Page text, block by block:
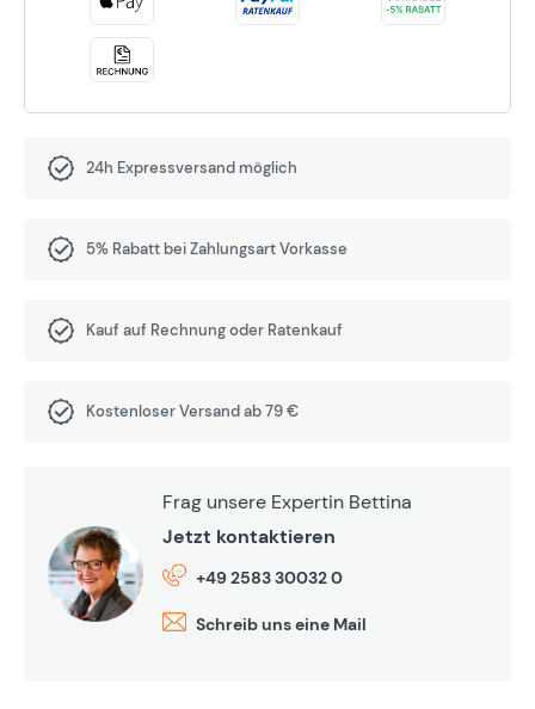
24h Expressversand möglich
5% Rabatt bei Zahlungsart Vorkasse
Kauf auf Rechnung oder Ratenkauf
Kostenloser Versand ab 79 €
Frag unsere Expertin Bettina
Jetzt kontaktieren
+49 2583 30032 0
Schreib uns eine Mail